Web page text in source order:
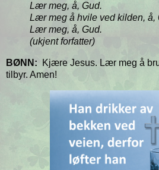
Lær meg, å, Gud.
Lær meg å hvile ved kilden, å,
Lær meg, å, Gud.
(ukjent forfatter)
BØNN:
Kjære Jesus. Lær meg å
tilbyr. Amen!